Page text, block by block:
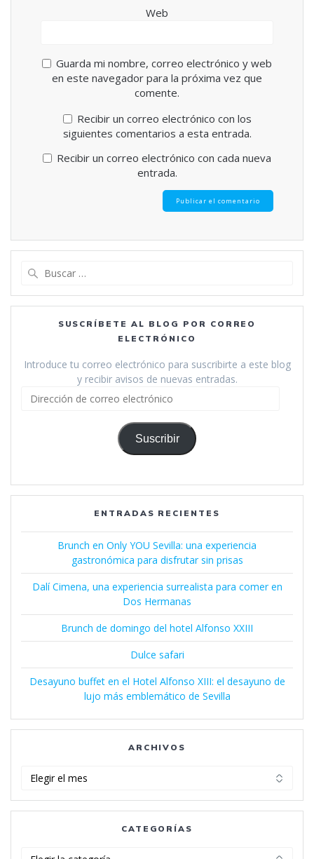
Web
Guarda mi nombre, correo electrónico y web
en este navegador para la próxima vez que
comente.
Recibir un correo electrónico con los
siguientes comentarios a esta entrada.
Recibir un correo electrónico con cada nueva
entrada.
SUSCRÍBETE AL BLOG POR CORREO
ELECTRÓNICO
Introduce tu correo electrónico para suscribirte a este blog
y recibir avisos de nuevas entradas.
Dirección
correo
electrónico
Suscribir
ENTRADAS RECIENTES
Brunch en Only YOU Sevilla: una experiencia
gastronómica para disfrutar sin prisas
Dalí Cimena, una experiencia surrealista para comer en
Dos Hermanas
Brunch de domingo del hotel Alfonso XXIII
Dulce safari
Desayuno buffet en el Hotel Alfonso XIII: el desayuno de
lujo más emblemático de Sevilla
ARCHIVOS
CATEGORÍAS